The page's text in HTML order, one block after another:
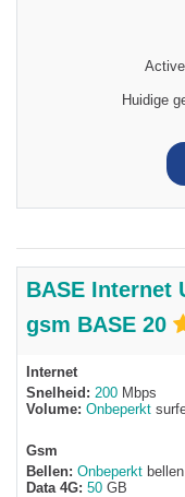
Huidige
BASE Internet
gsm BASE 20
Internet
Snelheid: 200 Mbps
Volume: Onbeperkt
Gsm
Bellen: Onbeperkt bellen
Data 4G: 50 GB